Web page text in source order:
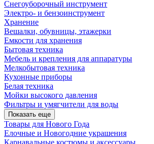
Снегоуборочный инструмент
Электро- и бензоинструмент
Хранение
Вешалки, обувницы, этажерки
Емкости для хранения
Бытовая техника
Мебель и крепления для аппаратуры
Мелкобытовая техника
Кухонные приборы
Белая техника
Мойки высокого давления
Фильтры и умягчители для воды
Показать еще
Товары для Нового Года
Елочные и Новогодние украшения
Карнавальные костюмы и аксессуары